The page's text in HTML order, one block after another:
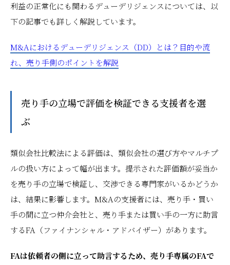
利益の正常化にも関わるデューデリジェンスについては、以
下の記事でも詳しく解説しています。
M&Aにおけるデューデリジェンス（DD）とは？目的や流
れ、売り手側のポイントを解説
売り手の立場で評価を検証できる支援者を選
ぶ
類似会社比較法による評価は、類似会社の選び方やマルチプ
ルの扱い方によって幅が出ます。提示された評価額が妥当か
を売り手の立場で検証し、交渉できる専門家がいるかどうか
は、結果に影響します。M&Aの支援者には、売り手・買い
手の間に立つ仲介会社と、売り手または買い手の一方に助言
するFA（ファイナンシャル・アドバイザー）があります。
FAは依頼者の側に立って助言するため、売り手専属のFAで